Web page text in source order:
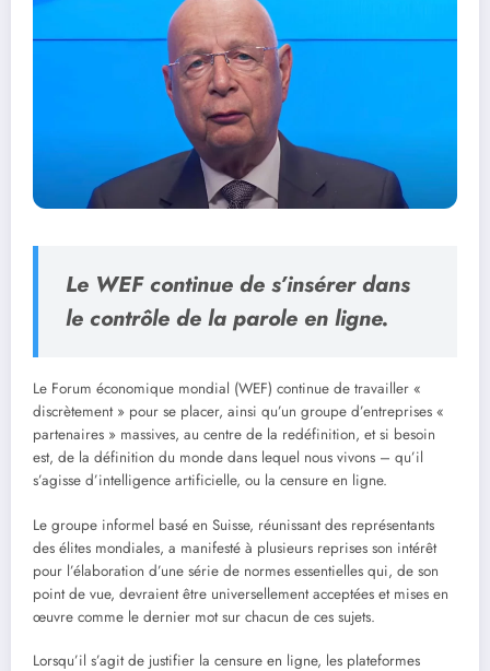
Le WEF continue de s’insérer dans
le contrôle de la parole en ligne.
Le Forum économique mondial (WEF) continue de travailler «
discrètement » pour se placer, ainsi qu’un groupe d’entreprises «
partenaires » massives, au centre de la redéfinition, et si besoin
est, de la définition du monde dans lequel nous vivons – qu’il
s’agisse d’intelligence artificielle, ou la censure en ligne.
Le groupe informel basé en Suisse, réunissant des représentants
des élites mondiales, a manifesté à plusieurs reprises son intérêt
pour l’élaboration d’une série de normes essentielles qui, de son
point de vue, devraient être universellement acceptées et mises en
œuvre comme le dernier mot sur chacun de ces sujets.
Lorsqu’il s’agit de justifier la censure en ligne, les plateformes